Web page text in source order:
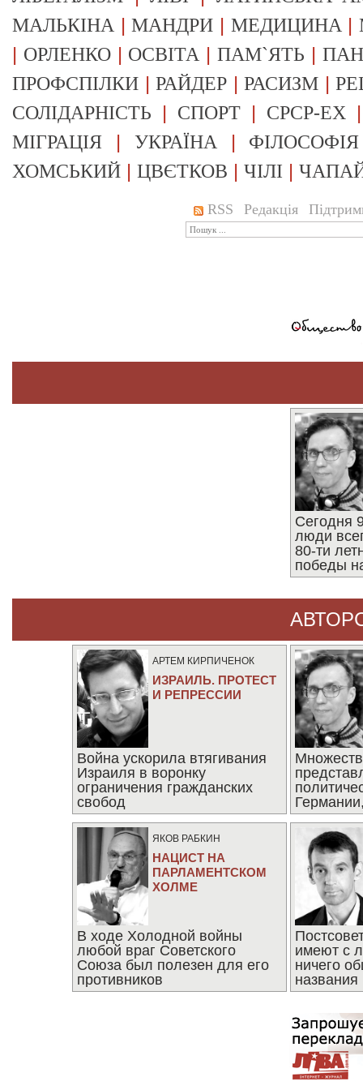
МАЛЬКІНА |МАНДРИ | МЕДИЦИНА |
| ОРЛЕНКО| ОСВІТА |ПАМ`ЯТЬ |
ПРОФСПІЛКИ |РАЙДЕР |РАСИЗМ |
СОЛІДАРНІСТЬ | СПОРТ | СРСР-EX
МІГРАЦІЯ | УКРАЇНА | ФІЛОСОФІЯ
ХОМСЬКИЙ | ЦВЄТКОВ | ЧІЛІ |
RSS Редакція
Сегодня
люди
80-ти
победы
АРТЕМ КИРПИЧЕНОК
ИЗРАИЛЬ. ПРОТЕСТ
И РЕПРЕССИИ
Война ускорила втягивания
Израиля в воронку
ограничения гражданских
свобод
ЯКОВ РАБКИН
НАЦИСТ НА
ПАРЛАМЕНТСКОМ
ХОЛМЕ
В ходе Холодной войны
любой враг Советского
Союза был полезен для его
противников
имеют с
ничего
названия